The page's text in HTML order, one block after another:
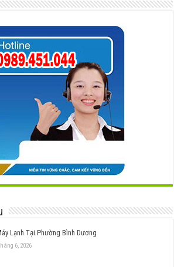
Lạnh Tại Phường Bình Dương
6, 2026